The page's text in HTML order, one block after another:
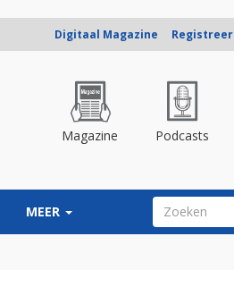
Digitaal Magazine Registreer
Magazine Podcasts
MEER ZOEKVELD